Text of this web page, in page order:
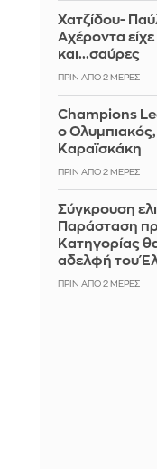
Χατζίδου-
Αχέροντα
και...σαύρες
ΠΡΙΝ ΑΠΌ 2 ΜΈΡΕΣ
Champions
ο
Καραϊσκάκη
ΠΡΙΝ ΑΠΌ 2 ΜΈΡΕΣ
Σύγκρουση
Παράσταση
Κατηγορίας
αδελφή του
ΠΡΙΝ ΑΠΌ 2 ΜΈΡΕΣ